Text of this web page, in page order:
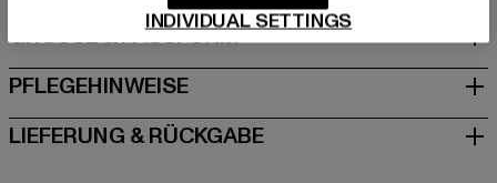
GRÖSSE & PASSFORM
PFLEGEHINWEISE
LIEFERUNG & RÜCKGABE
INDIVIDUAL SETTINGS